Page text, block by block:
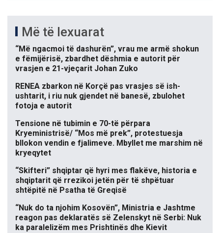
Më të lexuarat
“Më ngacmoi të dashurën”, vrau me armë shokun
e fëmijërisë, zbardhet dëshmia e autorit për
vrasjen e 21-vjeçarit Johan Zuko
RENEA zbarkon në Korçë pas vrasjes së ish-
ushtarit, i riu nuk gjendet në banesë, zbulohet
fotoja e autorit
Tensione në tubimin e 70-të përpara
Kryeministrisë/ “Mos më prek”, protestuesja
bllokon vendin e fjalimeve. Mbyllet me marshim në
kryeqytet
“Skifteri” shqiptar që hyri mes flakëve, historia e
shqiptarit që rrezikoi jetën për të shpëtuar
shtëpitë në Psatha të Greqisë
“Nuk do ta njohim Kosovën”, Ministria e Jashtme
reagon pas deklaratës së Zelenskyt në Serbi: Nuk
ka paralelizëm mes Prishtinës dhe Kievit